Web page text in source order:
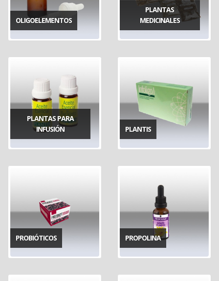
OLIGOELEMENTOS
PLANTAS
MEDICINALES
PLANTAS PARA
INFUSIÓN
PLANTIS
PROBIÓTICOS PROPOLINA